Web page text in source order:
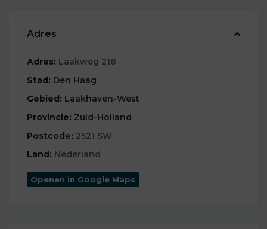
Adres
Adres: Laakweg 218
Stad: Den Haag
Gebied: Laakhaven-West
Provincie: Zuid-Holland
Postcode: 2521 SW
Land: Nederland
Openen in Google Maps